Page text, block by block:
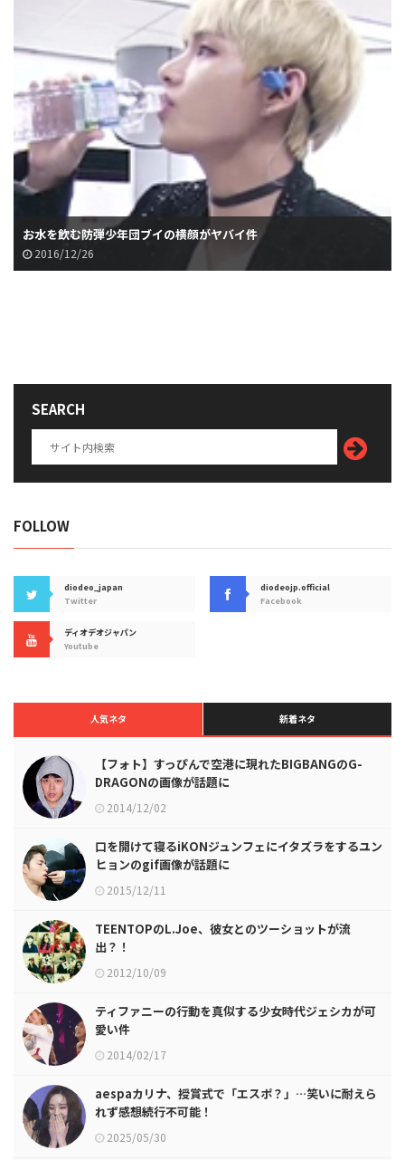
お水を飲む防弾少年団ブイの横顔がヤバイ件
2016/12/26
SEARCH
FOLLOW
diodeo_japan
Twitter
diodeojp.official
Facebook
ディオデオジャパン
Youtube
人気ネタ 新着ネタ
【フォト】すっぴんで空港に現れたBIGBANGのG-
DRAGONの画像が話題に
2014/12/02
口を開けて寝るiKONジュンフェにイタズラをするユン
ヒョンのgif画像が話題に
2015/12/11
TEENTOPのL.Joe、彼女とのツーショットが流
出？！
2012/10/09
ティファニーの行動を真似する少女時代ジェシカが可
愛い件
2014/02/17
aespaカリナ、授賞式で「エスポ？」…笑いに耐えら
れず感想続行不可能！
2025/05/30